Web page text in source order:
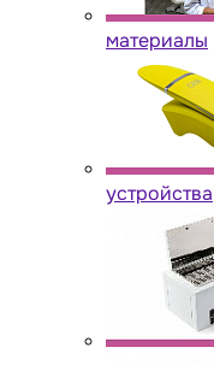
материалы
устройства